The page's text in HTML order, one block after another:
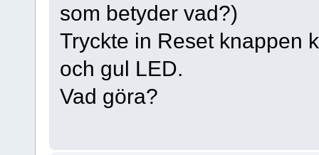
som betyder vad?)
Tryckte in Reset knappen
och gul LED.
Vad göra?